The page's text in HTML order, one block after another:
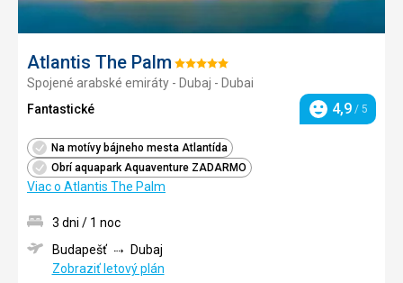
Atlantis The Palm Hodnotenie:
5/5
Spojené arabské emiráty - Dubaj - Dubai
Fantastické
Hodnotenie
4,9 / 5
Na motívy bájneho mesta Atlantída
Obrí aquapark Aquaventure ZADARMO
Viac o Atlantis The Palm
3 dni / 1 noc
Budapešť
Dubaj
Zobraziť letový plán